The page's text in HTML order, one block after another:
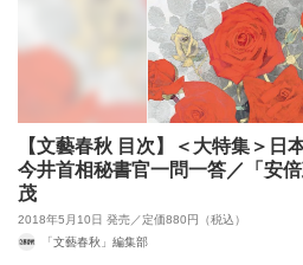
【文藝春秋 目次】＜大特集＞日
今井首相秘書官一問一答／「安
茂
2018年5月10日 発売／定価880円（税込）
「文藝春秋」編集部